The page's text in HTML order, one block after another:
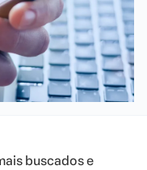
buscados e